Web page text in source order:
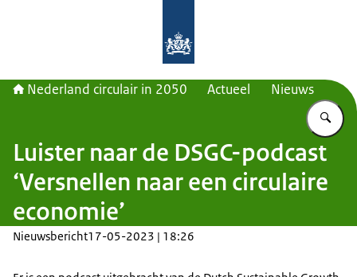
Nederland circulair in 2050 Actueel Nieuws
Luister naar de DSGC-podcast
‘Versnellen naar een circulaire
economie’
Nieuwsbericht17-05-2023 | 18:26